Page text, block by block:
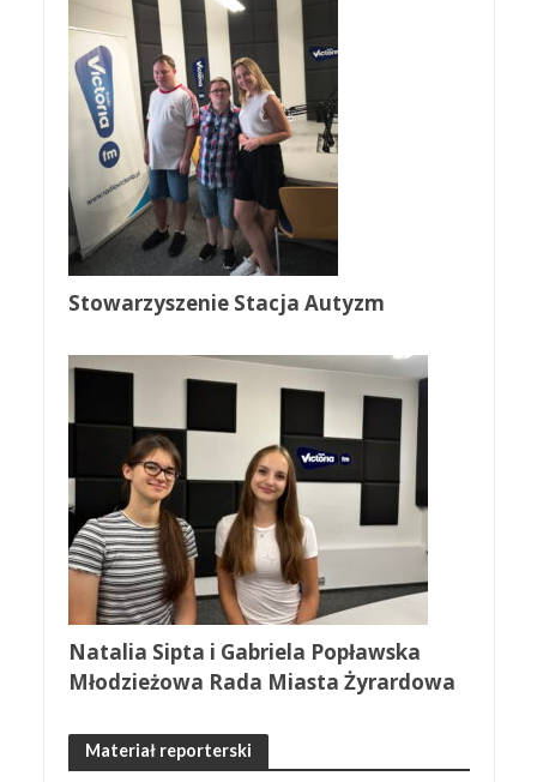
Stowarzyszenie Stacja Autyzm
Natalia Sipta i Gabriela Popławska
Młodzieżowa Rada Miasta Żyrardowa
Materiał reporterski